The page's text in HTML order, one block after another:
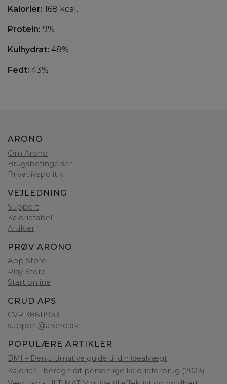
Kalorier: 168 kcal.
Protein: 9%
Kulhydrat: 48%
Fedt: 43%
ARONO
Om Arono
Brugsbetingelser
Privatlivspolitik
VEJLEDNING
Support
Kalorietabel
Artikler
PRØV ARONO
App Store
Play Store
Start online
CRUD APS
CVR 38611933
support@arono.dk
POPULÆRE ARTIKLER
BMI – Den ultimative guide til din idealvægt
Kalorier - beregn dit personlige kalorieforbrug (2023)